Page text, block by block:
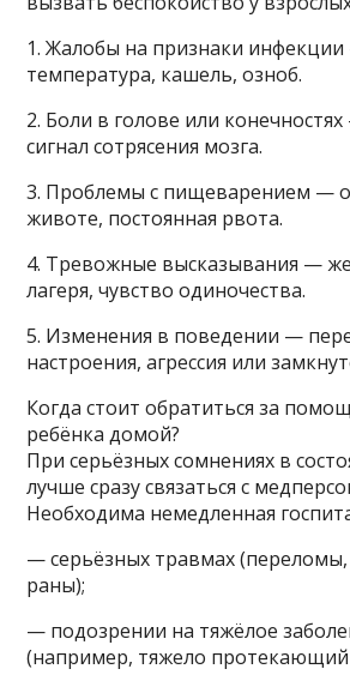
1. Жалобы на признаки
температура, кашель, озноб.
2. Боли в голове или
сигнал сотрясения мозга.
3. Проблемы с пищеварением —
животе, постоянная рвота.
4. Тревожные высказывания —
лагеря, чувство одиночества.
5. Изменения в поведении —
настроения, агрессия или
Когда стоит обратиться за
ребёнка домой?
При серьёзных сомнениях в
лучше сразу связаться с
Необходима немедленная
— серьёзных травмах
раны);
— подозрении на тяжёлое
(например, тяжело протекающий